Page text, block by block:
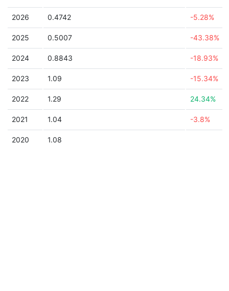
2026 0.4742 -5.28%
2025 0.5007 -43.38%
2024 0.8843 -18.93%
2023 1.09 -15.34%
2022 1.29 24.34%
2021 1.04 -3.8%
2020 1.08